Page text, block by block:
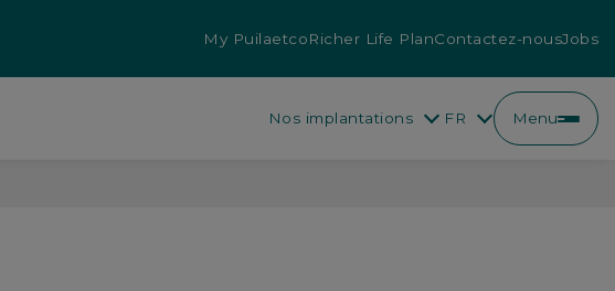
My PuilaetcoRicher Life PlanContactez-nousJobs
Nos implantations FR Menu